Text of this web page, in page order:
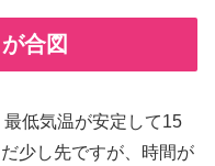
合図
低気温が安定して15
少し先ですが、時間が